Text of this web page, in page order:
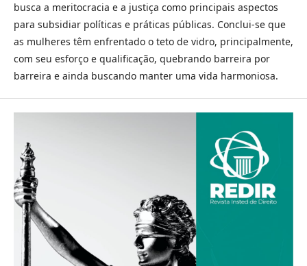
busca a meritocracia e a justiça como principais aspectos
para subsidiar políticas e práticas públicas. Conclui-se que
as mulheres têm enfrentado o teto de vidro, principalmente,
com seu esforço e qualificação, quebrando barreira por
barreira e ainda buscando manter uma vida harmoniosa.